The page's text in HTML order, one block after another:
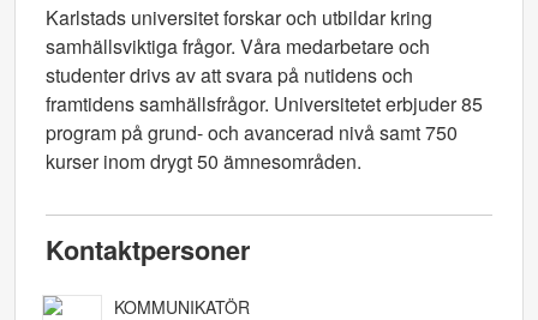
Karlstads universitet forskar och utbildar kring
samhällsviktiga frågor. Våra medarbetare och
studenter drivs av att svara på nutidens och
framtidens samhällsfrågor. Universitetet erbjuder 85
program på grund- och avancerad nivå samt 750
kurser inom drygt 50 ämnesområden.
Kontaktpersoner
KOMMUNIKATÖR